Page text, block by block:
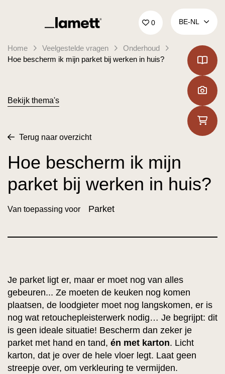
Terug naar home 0 BE‑NL
Home Veelgestelde vragen
Onderhoud
Hoe bescherm ik mijn parket bij werken in huis?
Bekijk thema's
Terug naar overzicht
Hoe bescherm ik mijn
parket bij werken in huis?
Van toepassing voor Parket
Je parket ligt er, maar er moet nog van alles
gebeuren... Ze moeten de keuken nog komen
plaatsen, de loodgieter moet nog langskomen, er is
nog wat retouchepleisterwerk nodig… Je begrijpt: dit
is geen ideale situatie! Bescherm dan zeker je
parket met hand en tand, én met karton. Licht
karton, dat je over de hele vloer legt. Laat geen
streepje over, om verkleuring te vermijden.